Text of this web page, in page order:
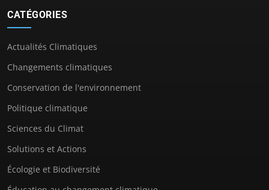
CATÉGORIES
Actualités Climatiques
Changements climatiques
Conservation de l'environnement
Politique climatique
Sciences du Climat
Solutions et Actions
Écologie et Biodiversité